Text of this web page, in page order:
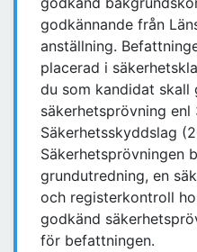
godkännande från
anställning.
placerad i
du som kandidat skall
säkerhetsprövning enl
Säkerhetsskyddslag
Säkerhetsprövningen
grundutredning, en
och registerkontroll
godkänd
för befattningen.